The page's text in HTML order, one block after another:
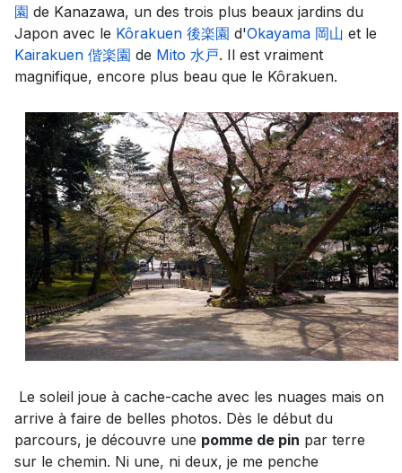
園 de Kanazawa, un des trois plus beaux jardins du
Japon avec le Kôrakuen 後楽園 d'Okayama 岡山 et le
Kairakuen 偕楽園 de Mito 水戸. Il est vraiment
magnifique, encore plus beau que le Kôrakuen.
Le soleil joue à cache-cache avec les nuages mais on
arrive à faire de belles photos. Dès le début du
parcours, je découvre une pomme de pin par terre
sur le chemin. Ni une, ni deux, je me penche